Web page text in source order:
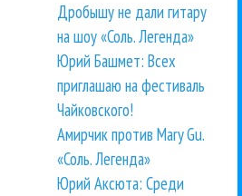
Дробышу не дали гитару
на шоу «Соль. Легенда»
Юрий Башмет: Всех
приглашаю на фестиваль
Чайковского!
Амирчик против Mary Gu.
«Соль. Легенда»
Юрий Аксюта: Среди